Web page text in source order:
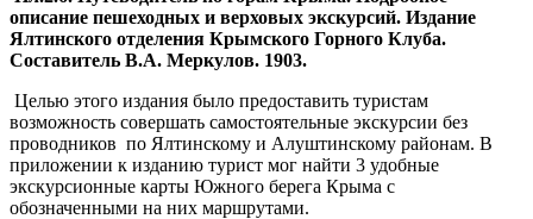
описание пешеходных и верховых экскурсий. Издание
Ялтинского отделения Крымского Горного Клуба.
Составитель В.А. Меркулов. 1903.
Целью этого издания было предоставить туристам
возможность совершать самостоятельные экскурсии без
проводников по Ялтинскому и Алуштинскому районам. В
приложении к изданию турист мог найти 3 удобные
экскурсионные карты Южного берега Крыма с
обозначенными на них маршрутами.